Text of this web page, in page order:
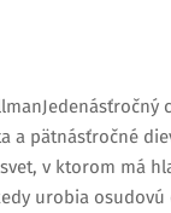
a pätnásťročné
v ktorom má
urobia osudovú